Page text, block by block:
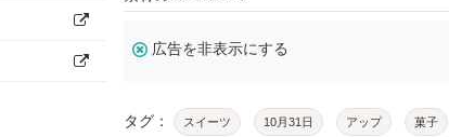
広告を非表示にする
タグ： スイーツ 10月31日 アップ 菓子